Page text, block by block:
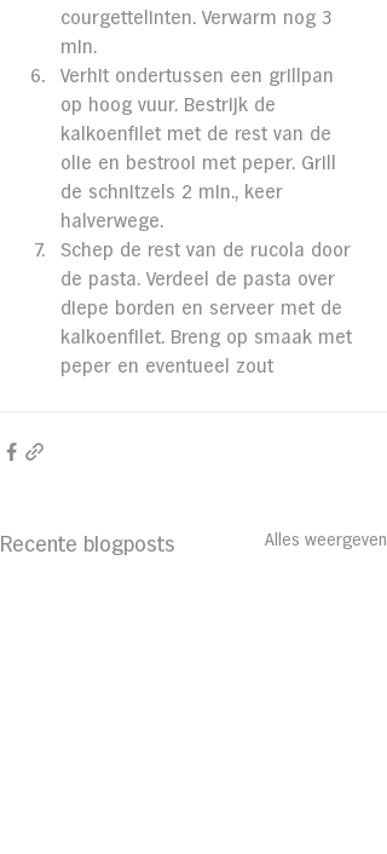
courgettelinten. Verwarm nog 3
min.
Verhit ondertussen een grillpan
op hoog vuur. Bestrijk de
kalkoenfilet met de rest van de
olie en bestrooi met peper. Grill
de schnitzels 2 min., keer
halverwege.
Schep de rest van de rucola door
de pasta. Verdeel de pasta over
diepe borden en serveer met de
kalkoenfilet. Breng op smaak met
peper en eventueel zout
Recente blogposts Alles weergeven